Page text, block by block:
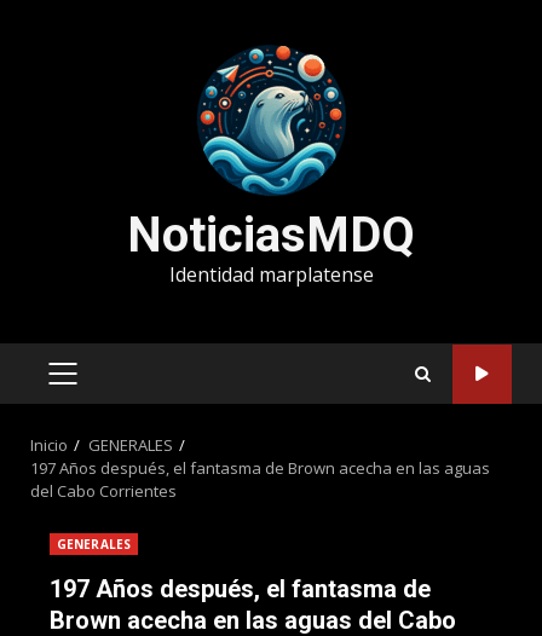
NoticiasMDQ
Identidad marplatense
MENÚ
Inicio
GENERALES
197 Años después, el fantasma de Brown acecha en las aguas
del Cabo Corrientes
GENERALES
197 Años después, el fantasma de
Brown acecha en las aguas del Cabo